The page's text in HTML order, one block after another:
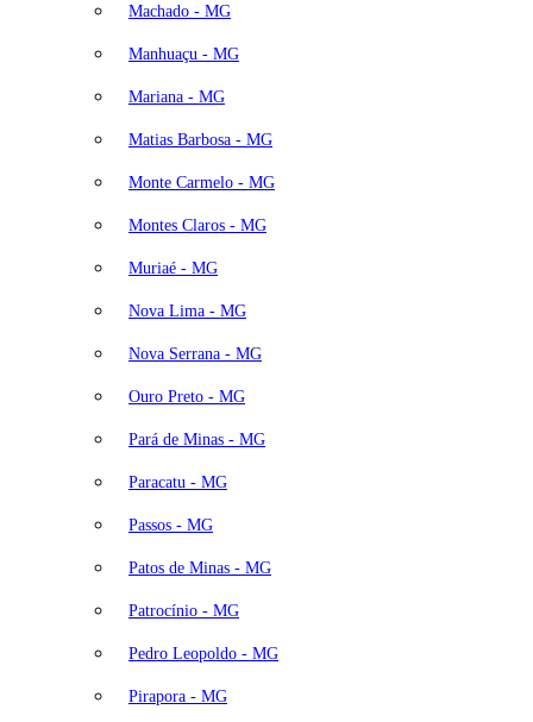
Machado - MG
Manhuaçu - MG
Mariana - MG
Matias Barbosa - MG
Monte Carmelo - MG
Montes Claros - MG
Muriaé - MG
Nova Lima - MG
Nova Serrana - MG
Ouro Preto - MG
Pará de Minas - MG
Paracatu - MG
Passos - MG
Patos de Minas - MG
Patrocínio - MG
Pedro Leopoldo - MG
Pirapora - MG